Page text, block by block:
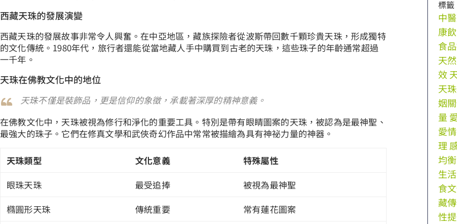
西藏天珠的發展演變
西藏天珠的發展故事非常令人興奮。在中亞地區，藏族探險者從波斯帶回數千顆珍貴天珠，形成獨特
的文化傳統。1980年代，旅行者還能從當地藏人手中購買到古老的天珠，這些珠子的年齡通常超過
一千年。
天珠在佛教文化中的地位
天珠不僅是裝飾品，更是信仰的象徵，承載著深厚的精神意義。
在佛教文化中，天珠被視為修行和淨化的重要工具。特別是帶有眼睛圖案的天珠，被認為是最神聖、
最強大的珠子。它們在修真文學和武俠奇幻作品中常常被描繪為具有神祕力量的神器。
天珠類型 文化意義
特殊屬性
眼珠天珠
最受追捧
被視為最神聖
橢圓形天珠
傳統重要
常有蓮花圖案
標籤
中
康
食
天
效
天
姻
量
愛
理
均衡
生活
食
藏
性